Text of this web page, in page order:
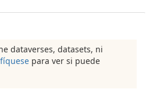
dataverses, datasets, ni
para ver si puede